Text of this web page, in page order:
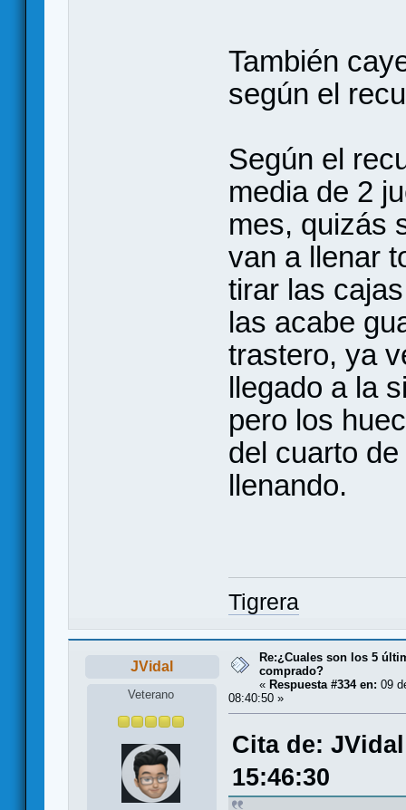
También
según el
Según el
media de 2
mes, quizás
van a llenar
tirar las
las acabe
trastero, ya
llegado a la
pero los
del cuarto
llenando.
Tigrera
JVidal
Veterano
Re:¿Cuales son los 5
comprado?
« Respuesta #334 en: 09
08:40:50 »
Cita de:
15:46:30